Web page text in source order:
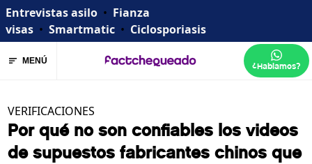
Entrevistas asilo • Fianza
visas • Smartmatic • Ciclosporiasis
MENÚ ¿Hablamos?
VERIFICACIONES
Por qué no son confiables los videos
de supuestos fabricantes chinos que